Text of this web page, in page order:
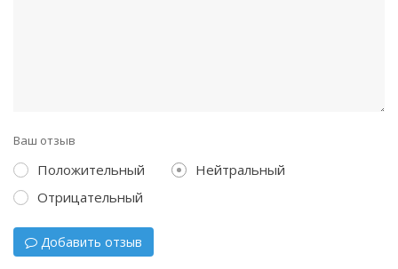
Ваш отзыв
Положительный
Нейтральный
Отрицательный
Добавить отзыв